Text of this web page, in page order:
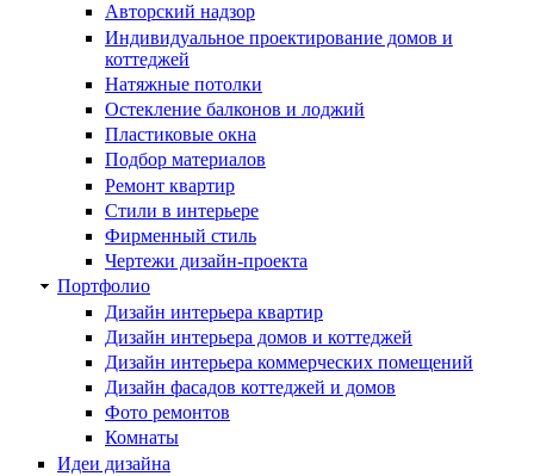
Авторский надзор
Индивидуальное проектирование домов и
коттеджей
Натяжные потолки
Остекление балконов и лоджий
Пластиковые окна
Подбор материалов
Ремонт квартир
Стили в интерьере
Фирменный стиль
Чертежи дизайн-проекта
Портфолио
Дизайн интерьера квартир
Дизайн интерьера домов и коттеджей
Дизайн интерьера коммерческих помещений
Дизайн фасадов коттеджей и домов
Фото ремонтов
Комнаты
Идеи дизайна